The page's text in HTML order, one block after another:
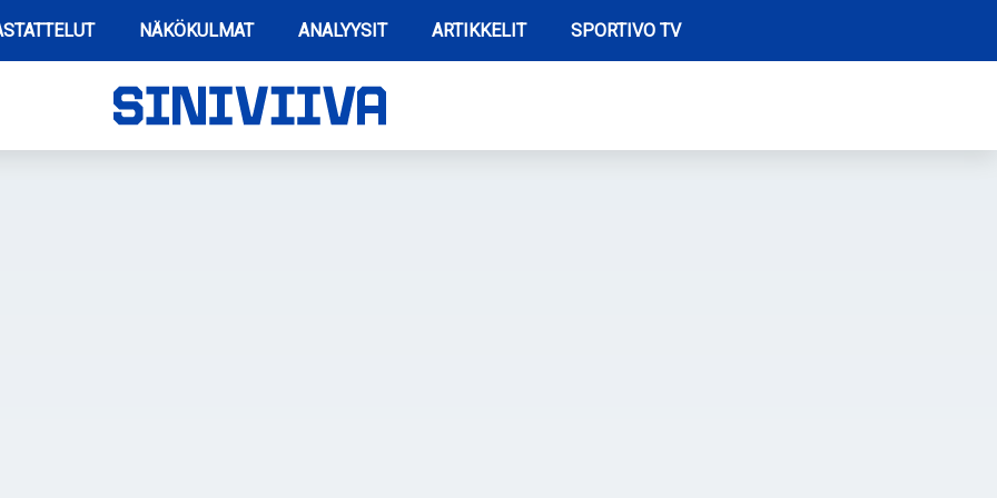
NÄKÖKULMAT ANALYYSIT ARTIKKELIT SPORTIVO TV